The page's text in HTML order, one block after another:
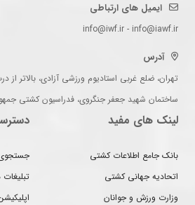
ایمیل های ارتباطی
info@iwf.ir - info@iawf.ir
آدرس
تهران، ضلع غربی استادیوم ورزشی آزادی، بالاتر
ساختمان شهید جعفر جنگروی، فدراسیون کشتی
لینک های مفید
بانک جامع اطلاعات کشتی
اتحادیه جهانی کشتی
وزارت ورزش و جوانان